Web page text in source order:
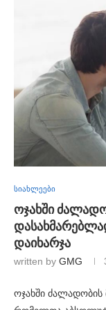
სიახლეები
ოჯახში
დაიხარჯა
written by GMG
ოჯახში